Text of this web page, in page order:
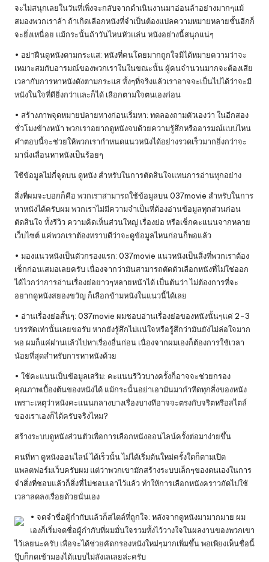
จะไม่สนุกเลยในวันที่เพิ่งจะกลับจากดำเนินงานมาอ่อนล้าอย่างมากๆแม้
สมองพวกเราล้า ถ้าเกิดเลือกหนังที่จำเป็นต้องแปลความหมายหลายชั้นอีกก็
จะยิ่งเหนื่อย แม้กระนั้นถ้าวันไหนหัวแล่น หนังอย่างนี้สนุกแน่ๆ
• อย่าฝืนดูหนังตามกระแส: หนังที่คนโดยมากถูกใจมิได้หมายความว่าจะ
เหมาะสมกับอารมณ์ของพวกเราในในขณะนั้น ผู้คนจำนวนมากจะต้องเสีย
เวลากับการหาหนังดังตามกระแส ทั้งๆที่จริงแล้วเราอาจจะเป็นไปได้ว่าจะมี
หนังในใจที่ดียิ่งกว่าและก็ได้ เลือกตามใจตนเองก่อน
• สร้างภาพจุดหมายปลายทางก่อนเริ่มหา: ทดลองถามตัวเองว่า ในอีกสอง
ชั่วโมงข้างหน้า พวกเราอยากดูหนังจบด้วยความรู้สึกหรืออารมณ์แบบไหน
คำตอบนี้จะช่วยให้พวกเรากำหนดแนวหนังได้อย่างรวดเร็วมากยิ่งกว่าจะ
มานั่งเลื่อนหาหนังเป็นร้อยๆ
ใช้ข้อมูลไม่กี่จุดบน ดูหนัง สำหรับในการตัดสินใจแทนการอ่านทุกอย่าง
สิ่งที่ผมจะบอกก็คือ พวกเราสามารถใช้ข้อมูลบน 037movie สำหรับในการ
หาหนังได้ครับผม พวกเราไม่มีความจำเป็นที่ต้องอ่านข้อมูลทุกส่วนก่อน
ตัดสินใจ ทั้งรีวิว ความคิดเห็นส่วนใหญ่ เรื่องย่อ หรือเช็กคะแนนจากหลาย
เว็บไซต์ แค่พวกเราต้องทราบดีว่าจะดูข้อมูลไหนก่อนก็พอแล้ว
• มองแนวหนังเป็นตัวกรองแรก: 037movie แนวหนังเป็นสิ่งที่พวกเราต้อง
เช็กก่อนเสมอเลยครับ เนื่องจากว่ามันสามารถตัดตัวเลือกหนังที่ไม่ใช่ออก
ได้ไวกว่าการอ่านเรื่องย่อยาวๆหลายหน้าได้ เป็นต้นว่า ไม่ต้องการที่จะ
อยากดูหนังสยองขวัญ ก็เลือกข้ามหนังในแนวนี้ได้เลย
• อ่านเรื่องย่อสั้นๆ: 037movie ผมชอบอ่านเรื่องย่อของหนังนั้นๆแค่ 2-3
บรรทัดเท่านั้นเลยขอรับ หากยังรู้สึกไม่แน่ใจหรือรู้สึกว่ามันยังไม่ล่อใจมาก
พอ ผมก็แค่ผ่านแล้วไปหาเรื่องอื่นก่อน เนื่องจากผมเองก็ต้องการใช้เวลา
น้อยที่สุดสำหรับการหาหนังด้วย
• ใช้คะแนนเป็นข้อมูลเสริม: คะแนนรีวิวบางครั้งก็อาจจะช่วยกรอง
คุณภาพเบื้องต้นของหนังได้ แม้กระนั้นอย่าเอามันมากำทีดทุกสิ่งของหนัง
เพราะเหตุว่าหนังคะแนนกลางบางเรื่องบางทีอาจจะตรงกับจริตหรือสไตล์
ของเราเองก็ได้ครับจริงไหม?
สร้างระบบดูหนังส่วนตัวเพื่อการเลือกหนังออนไลน์ครั้งต่อมาง่ายขึ้น
คนที่หา ดูหนังออนไลน์ ได้เร็วนั้น ไม่ได้เริ่มต้นใหม่ครั้งใดก็ตามเปิด
แพลตฟอร์มเว็บครับผม แต่ว่าพวกเขามักสร้างระบบเล็กๆของตนเองในการ
จำสิ่งที่ชอบแล้วก็สิ่งที่ไม่ชอบเอาไว้แล้ว ทำให้การเลือกหนังคราวถัดไปใช้
เวลาลดลงเรื่อยด้วยนั่นเอง
• จดจำชื่อผู้กำกับแล้วก็สไตล์ที่ถูกใจ: หลังจากดูหนังมามากมาย ผม
เองก็เริ่มจดชื่อผู้กำกับที่ผมมั่นใจรวมทั้งไว้วางใจในผลงานของพวกเขา
ไว้เลยนะครับ เพื่อจะได้ช่วยคัดกรองหนังใหม่ๆมากเพิ่มขึ้น พอเพียงเห็นชื่อนี้
ปุ๊บก็กดเข้ามองได้แบบไม่ลังเลเลยล่ะครับ